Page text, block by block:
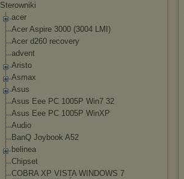
Sterowniki
acer
Acer Aspire 3000 (3004 LMI)
Acer d260 recovery
advent
Aristo
Asmax
Asus
Asus Eee PC 1005P Win7 32
Asus Eee PC 1005P WinXP
Audio
BanQ Joybook A52
belinea
Chipset
COBRA XP VISTA WINDOWS 7